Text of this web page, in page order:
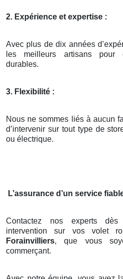
2. Expérience et expertise :
Avec plus de dix années
les meilleurs artisans pour
durables.
3. Flexibilité :
Nous ne sommes liés à aucun
d’intervenir sur tout type de
ou électrique.
L’assurance d’un service
Contactez nos experts dès
intervention sur vos volet
Forainvilliers, que vous
commerçant.